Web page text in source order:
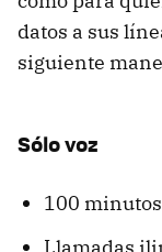
datos a sus
siguiente
Sólo voz
100